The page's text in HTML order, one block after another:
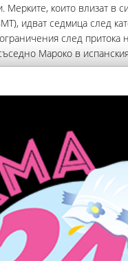
Мерките, които влизат в
идват седмица след
след притока
Мароко в
Би Си